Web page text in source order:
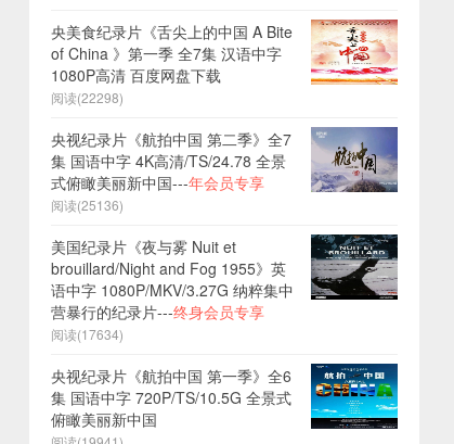
央美食纪录片《舌尖上的中国 A Bite
of China 》第一季 全7集 汉语中字
1080P高清 百度网盘下载
阅读(22298)
央视纪录片《航拍中国 第二季》全7
集 国语中字 4K高清/TS/24.78 全景
式俯瞰美丽新中国---年会员专享
阅读(25136)
美国纪录片《夜与雾 Nuit et
brouillard/Night and Fog 1955》英
语中字 1080P/MKV/3.27G 纳粹集中
营暴行的纪录片---终身会员专享
阅读(17634)
央视纪录片《航拍中国 第一季》全6
集 国语中字 720P/TS/10.5G 全景式
俯瞰美丽新中国